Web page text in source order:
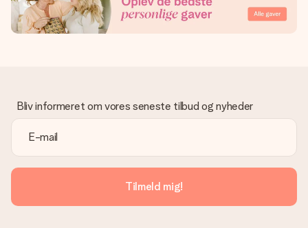
Bliv informeret om vores seneste tilbud og nyheder
Tilmeld mig!